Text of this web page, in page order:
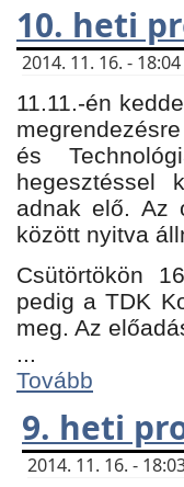
10. heti
2014. 11. 16. -
11.11.-én
és
hegesztéssel
adnak elő. Az
között nyitva
Csütörtökön
pedig a TDK
meg. Az
...
Tovább
9. heti
2014. 11. 16. -